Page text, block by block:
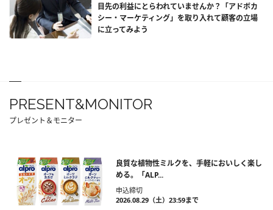
目先の利益にとらわれていませんか？「アドボカ
シー・マーケティング」を取り入れて顧客の立場
に立ってみよう
PRESENT&MONITOR
プレゼント＆モニター
良質な植物性ミルクを、手軽においしく楽し
める。「ALP...
申込締切
2026.08.29（土）23:59まで